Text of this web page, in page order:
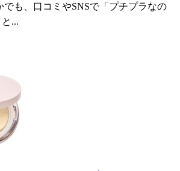
でも、口コミやSNSで「プチプラなの
...